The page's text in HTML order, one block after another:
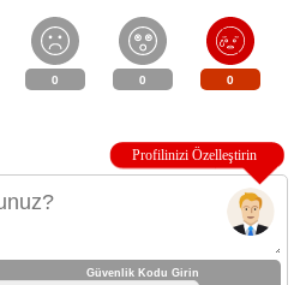
0 0 0
Güvenlik Kodu Girin